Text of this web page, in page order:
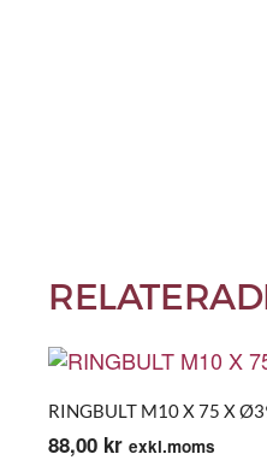
RINGBULT M10 X 75 X
88,00 kr exkl.moms